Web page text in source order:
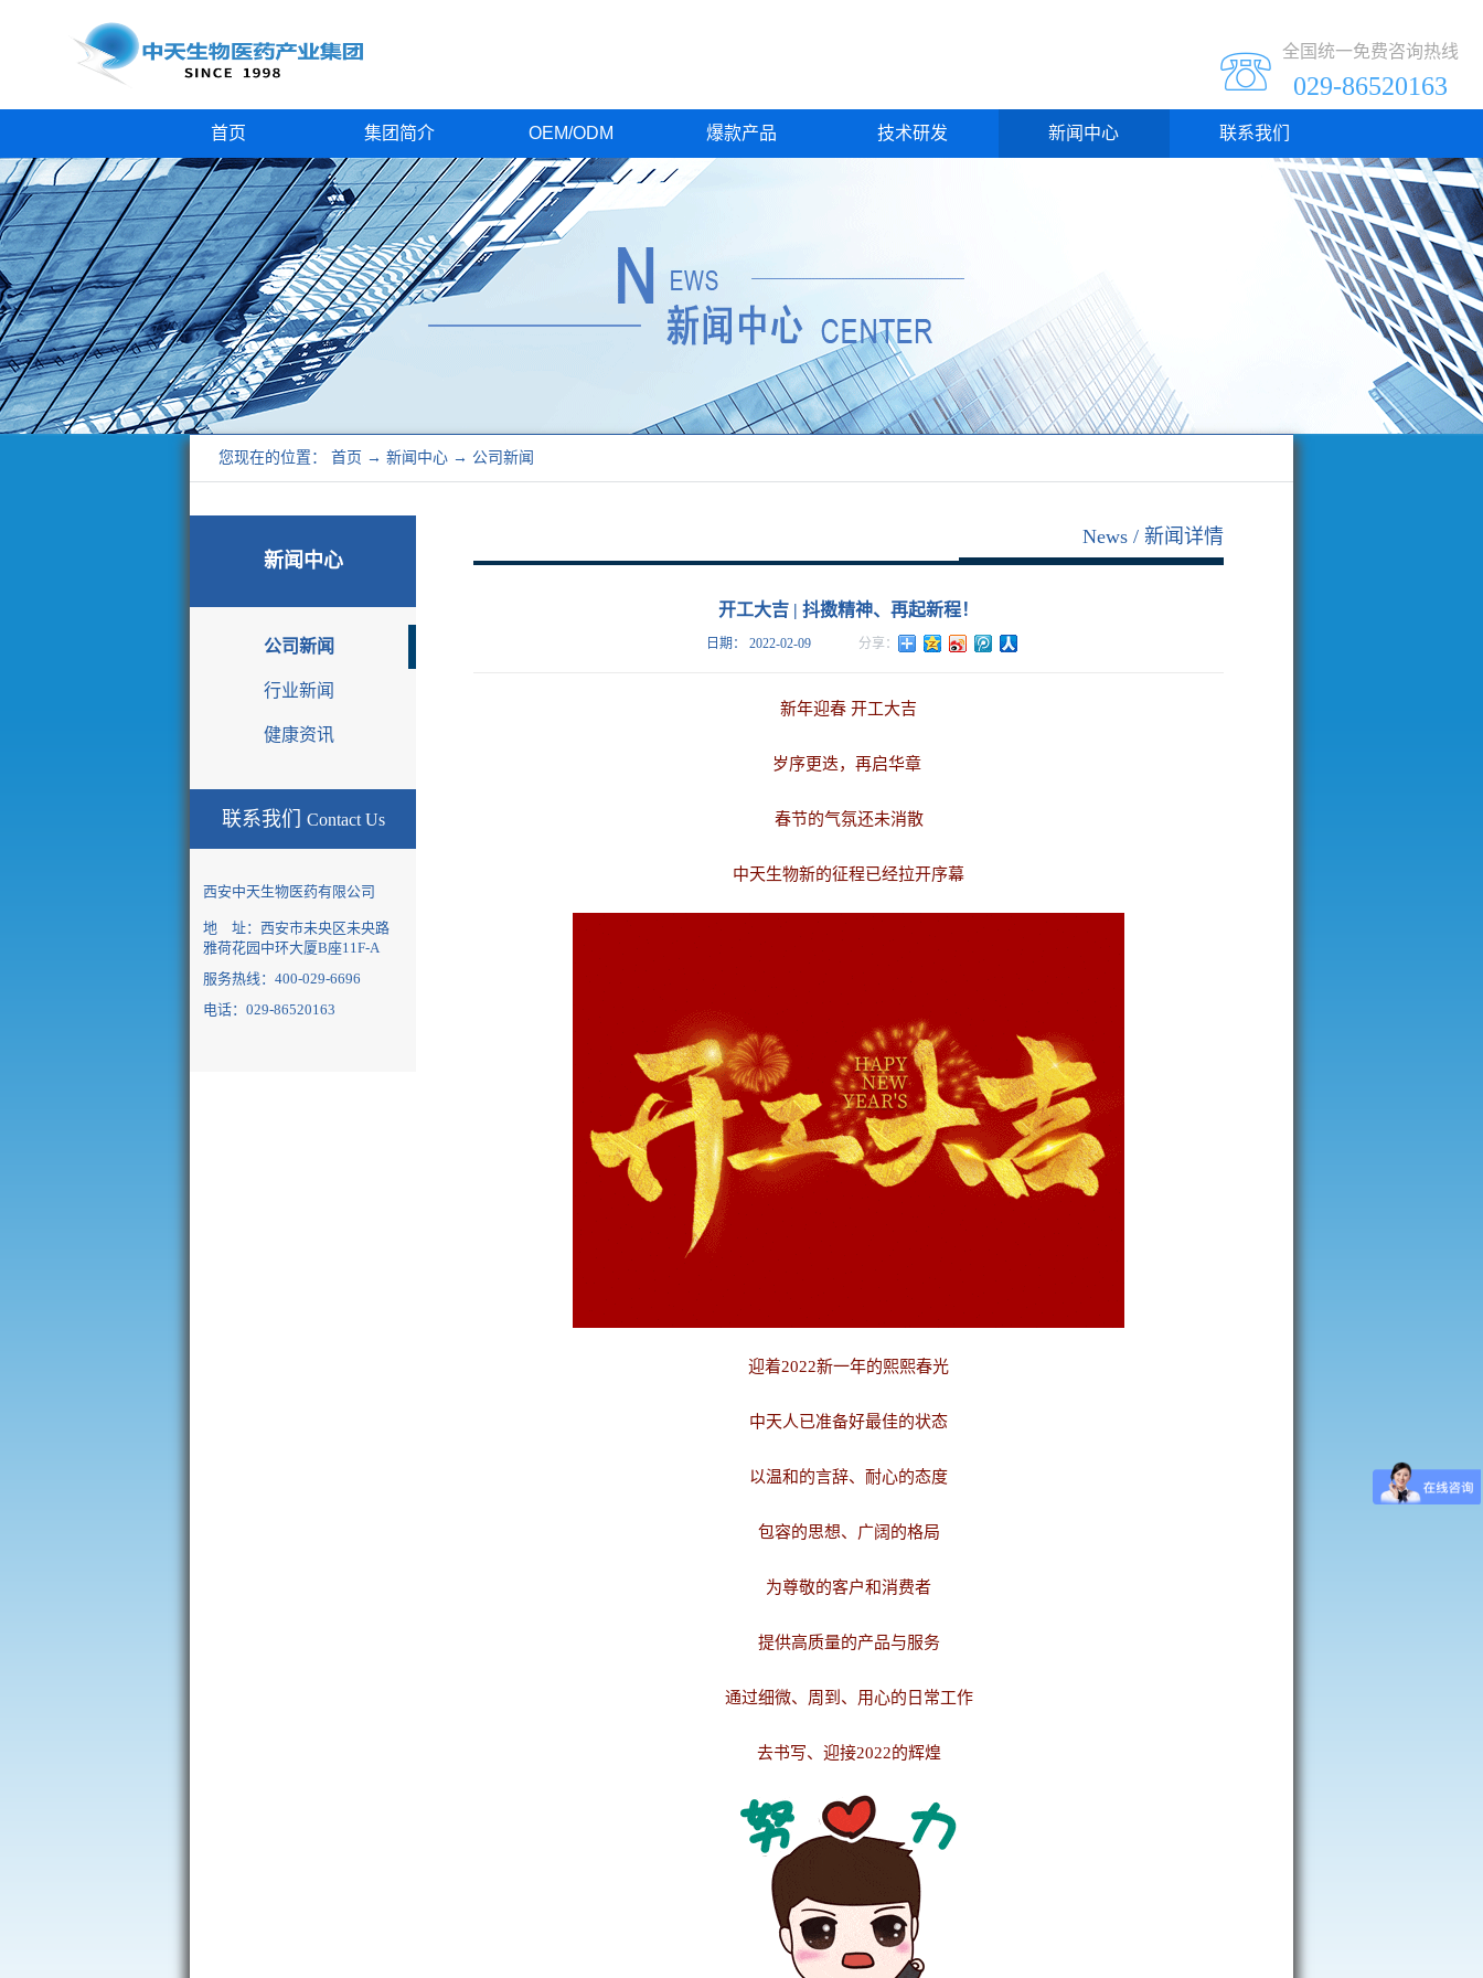
☏ 全国统一免费咨询热线
029-86520163
首页 集团简介 OEM/ODM 爆款产品 技术研发 新闻中心 联系我们
您现在的位置： 首页 → 新闻中心 → 公司新闻
新闻中心
News
公司新闻
行业新闻
健康资讯
联系我们 Contact Us
西安中天生物医药有限公司
地 址： 西安市未央区未央路
雅荷花园中环大厦B座11F-A
服务热线：400-029-6696
电话：029-86520163
News 新闻详情
开工大吉 | 抖擞精神、再起新程！
日期： 2022-02-09
新年迎春 开工大吉
岁序更迭，再启华章
春节的气氛还未消散
中天生物新的征程已经拉开序幕
迎着2022新一年的熙熙春光
中天人已准备好最佳的状态
以温和的言辞、耐心的态度
包容的思想、广阔的格局
为尊敬的客户和消费者
提供高质量的产品与服务
通过细微、周到、用心的日常工作
去书写、迎接2022的辉煌